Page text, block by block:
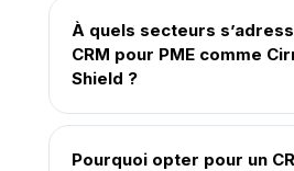
À quels secteurs
CRM pour PME comme
Shield ?
Pourquoi opter pour un